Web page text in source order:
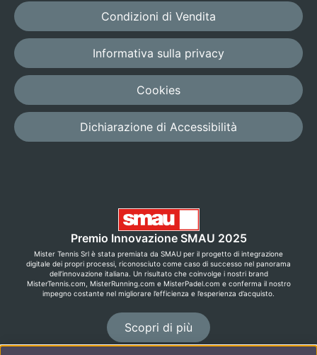
Condizioni di Vendita
Informativa sulla privacy
Cookies
Dichiarazione di Accessibilità
Premio Innovazione SMAU 2025
Mister Tennis Srl è stata premiata da SMAU per il progetto di integrazione
digitale dei propri processi, riconosciuto come caso di successo nel panorama
dell’innovazione italiana. Un risultato che coinvolge i nostri brand
MisterTennis.com, MisterRunning.com e MisterPadel.com e conferma il nostro
impegno costante nel migliorare l’efficienza e l’esperienza d’acquisto.
Scopri di più